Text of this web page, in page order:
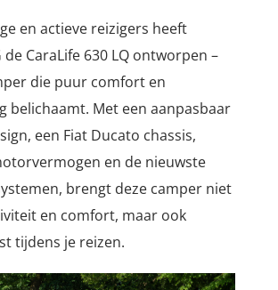
en actieve reizigers heeft
de CaraLife 630 LQ ontworpen –
die puur comfort en
belichaamt. Met een aanpasbaar
een Fiat Ducato chassis,
en de nieuwste
brengt deze camper niet
en comfort, maar ook
tijdens je reizen.